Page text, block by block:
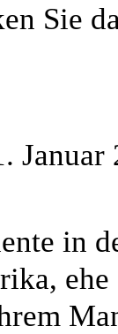
Sie
in